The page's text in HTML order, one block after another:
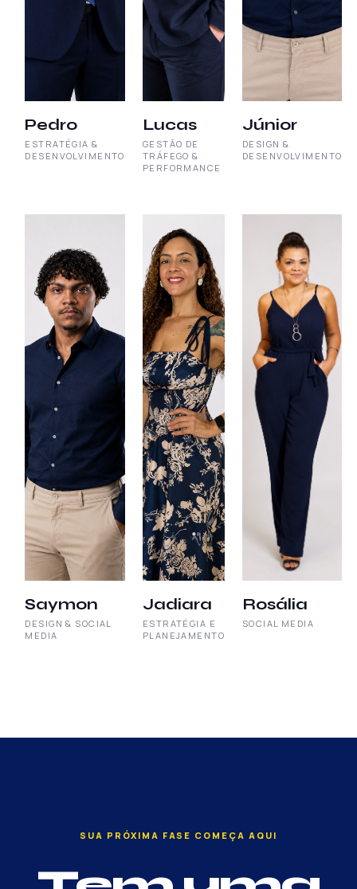
Pedro
ESTRATÉGIA &
DESENVOLVIMENTO
Lucas
GESTÃO DE
TRÁFEGO &
PERFORMANCE
Júnior
DESIGN &
DESENVOLVIMENTO
Saymon
DESIGN & SOCIAL
MEDIA
Jadiara
ESTRATÉGIA E
PLANEJAMENTO
Rosália
SOCIAL MEDIA
SUA PRÓXIMA FASE COMEÇA AQUI